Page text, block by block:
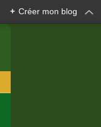
+ Créer mon blog